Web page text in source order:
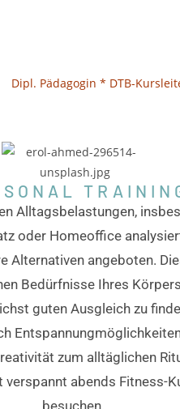
Dipl. Pädagogin * DTB-
Alltagsbelastungen,
oder Homeoffice
Alternativen angeboten.
Bedürfnisse Ihres
guten Ausgleich zu
zum alltäglichen
verspannt abends Fitness-
besuchen.